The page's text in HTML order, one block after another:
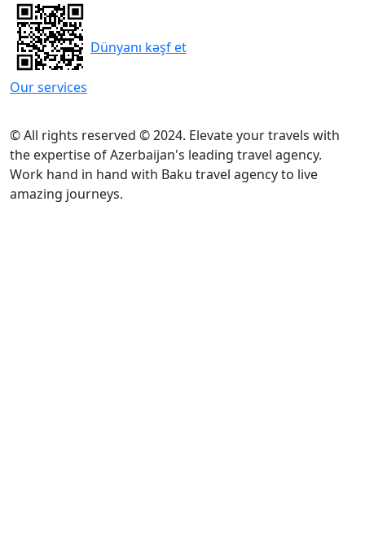
Our services
Dünyanı kəşf et
© All rights reserved © 2024. Elevate your travels with
the expertise of Azerbaijan's leading travel agency.
Work hand in hand with Baku travel agency to live
amazing journeys.